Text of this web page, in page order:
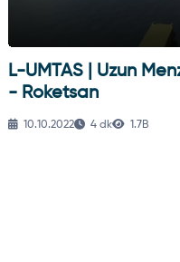
Sistemi
06.10.2022